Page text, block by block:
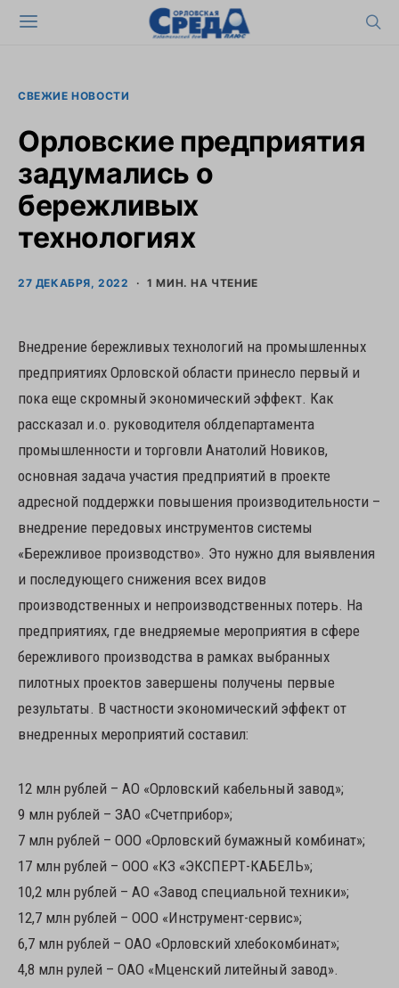
СВЕЖИЕ НОВОСТИ
Орловские предприятия
задумались о
бережливых
технологиях
27 ДЕКАБРЯ, 2022 1 МИН. НА ЧТЕНИЕ
Внедрение бережливых технологий на промышленных
предприятиях Орловской области принесло первый и
пока еще скромный экономический эффект. Как
рассказал и.о. руководителя облдепартамента
промышленности и торговли Анатолий Новиков,
основная задача участия предприятий в проекте
адресной поддержки повышения производительности –
внедрение передовых инструментов системы
«Бережливое производство». Это нужно для выявления
и последующего снижения всех видов
производственных и непроизводственных потерь. На
предприятиях, где внедряемые мероприятия в сфере
бережливого производства в рамках выбранных
пилотных проектов завершены получены первые
результаты. В частности экономический эффект от
внедренных мероприятий составил:
12 млн рублей – АО «Орловский кабельный завод»;
9 млн рублей – ЗАО «Счетприбор»;
7 млн рублей – ООО «Орловский бумажный комбинат»;
17 млн рублей – ООО «КЗ «ЭКСПЕРТ-КАБЕЛЬ»;
10,2 млн рублей – АО «Завод специальной техники»;
12,7 млн рублей – ООО «Инструмент-сервис»;
6,7 млн рублей – ОАО «Орловский хлебокомбинат»;
4,8 млн рулей – ОАО «Мценский литейный завод».